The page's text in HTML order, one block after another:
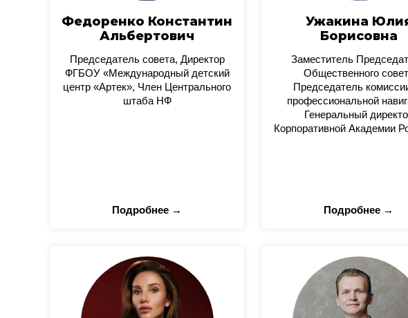
Федоренко Константин
Альбертович
Председатель совета, Директор
ФГБОУ «Международный детский
центр «Артек», Член Центрального
штаба НФ
Подробнее →
Ужакина
Борисовна
Заместитель
Общественного
Председатель
профессиональной
Генеральный
Корпоративной Академии
Подробнее →